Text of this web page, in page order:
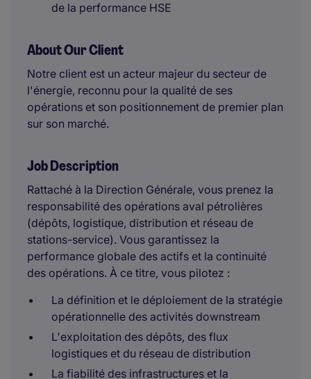
de la performance HSE
About Our Client
Notre client est un acteur majeur du secteur de
l'énergie, reconnu pour la qualité de ses
opérations et son positionnement de premier plan
sur son marché.
Job Description
Rattaché à la Direction Générale, vous prenez la
responsabilité des opérations aval pétrolières
(dépôts, logistique, distribution et réseau de
stations-service). Vous garantissez la
performance globale des actifs et la continuité
des opérations. À ce titre, vous pilotez :
La définition et le déploiement de la stratégie
opérationnelle des activités downstream
L'exploitation des dépôts, des flux
logistiques et du réseau de distribution
La fiabilité des infrastructures et la